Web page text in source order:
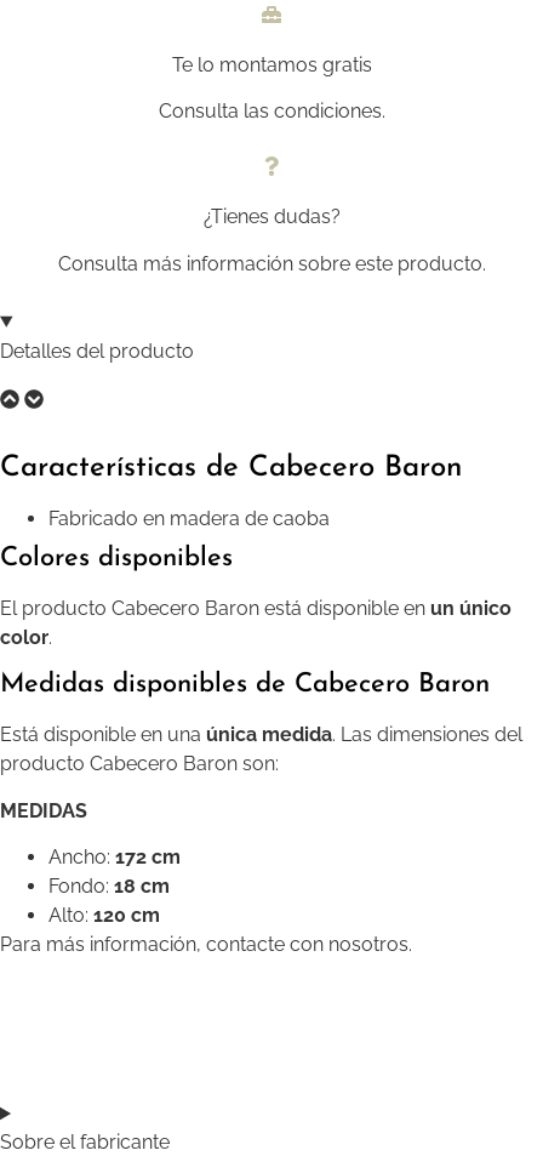
Te lo montamos gratis
Consulta las condiciones.
¿Tienes dudas?
Consulta más información sobre este producto.
Detalles del producto
Características de Cabecero Baron
Fabricado en madera de caoba
Colores disponibles
El producto Cabecero Baron está disponible en un único
color.
Medidas disponibles de Cabecero Baron
Está disponible en una única medida. Las dimensiones del
producto Cabecero Baron son:
MEDIDAS
Ancho: 172 cm
Fondo: 18 cm
Alto: 120 cm
Para más información, contacte con nosotros.
Sobre el fabricante